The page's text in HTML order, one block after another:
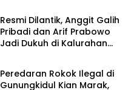
Resmi Dilantik, Anggit Galih
Pribadi dan Arif Prabowo
Jadi Dukuh di Kalurahan
Berita
Peredaran Rokok Ilegal di
Gunungkidul Kian Marak,